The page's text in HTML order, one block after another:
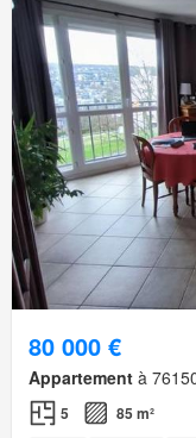
80 000 €
Appartement à
5 85 m²